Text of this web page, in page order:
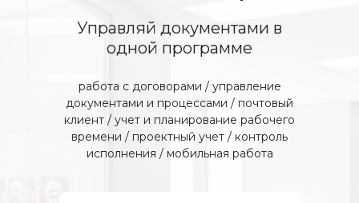
Управляй документами в
одной программе
работа с договорами / управление
документами и процессами / почтовый
клиент / учет и планирование рабочего
времени / проектный учет / контроль
исполнения / мобильная работа